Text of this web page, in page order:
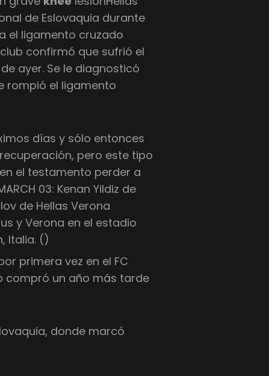
de Eslovaquia durante
el ligamento cruzado
confirmó que sufrió el
ayer. Se le diagnosticó
rompió el ligamento
días y sólo entonces
pero este tipo
el testamento perder a
03: Kenan Yildiz de
de Hellas Verona
y Verona en el estadio
Italia. ()
primera vez en el FC
compró un año más tarde
donde marcó